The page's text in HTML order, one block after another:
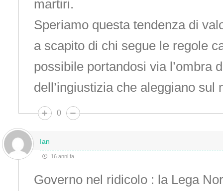
martiri.
Speriamo questa tendenza di
a scapito di chi segue le regole
possibile portandosi via l’ombra
dell’ingiustizia che aleggiano sul
0
Ian
16 anni fa
Governo nel ridicolo : la Lega